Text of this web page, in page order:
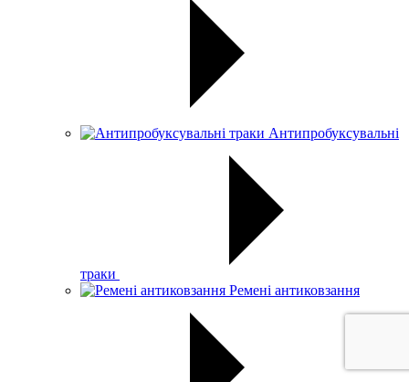
Антипробуксувальні
траки
Ремені антиковзання